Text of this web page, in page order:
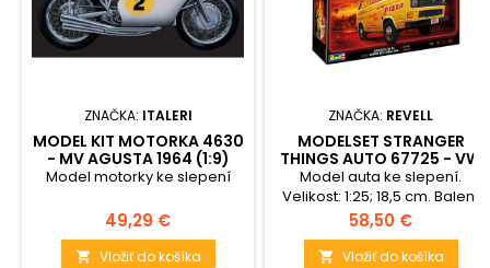
ZNAČKA: ITALERI
MODEL KIT MOTORKA 4630
- MV AGUSTA 1964 (1:9)
Model motorky ke slepení
Cena
49,29 €
 Vložiť do košíka
ZNAČKA: REVELL
MODELSET STRANGER
THINGS AUTO 67725 - VW
T3 BUS "SURFER BOY" (1:25)
Model auta ke slepení.
Velikost: 1:25; 18,5 cm. Balení
obsahuje: 84 dílků ke slepení,
lepidlo, štětec a barvičky.
Cena
58,50 €
 Vložiť do košíka